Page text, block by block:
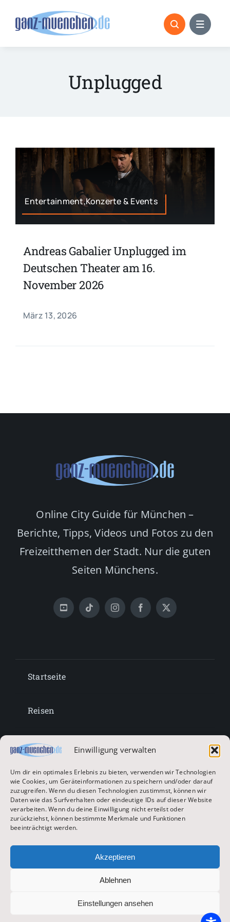
Einwilligung verwalten
Um dir ein optimales Erlebnis zu bieten, verwenden wir Technologien
wie Cookies, um Geräteinformationen zu speichern und/oder darauf
zuzugreifen. Wenn du diesen Technologien zustimmst, können wir
Daten wie das Surfverhalten oder eindeutige IDs auf dieser Website
verarbeiten. Wenn du deine Einwilligung nicht erteilst oder
zurückziehst, können bestimmte Merkmale und Funktionen
beeinträchtigt werden.
Akzeptieren
Ablehnen
Einstellungen ansehen
Unplugged
Entertainment,Konzerte & Events
Andreas Gabalier Unplugged im
Deutschen Theater am 16.
November 2026
März 13, 2026
Online City Guide für München –
Berichte, Tipps, Videos und Fotos zu den
Freizeitthemen der Stadt. Nur die guten
Seiten Münchens.
Startseite
Reisen
Lifestyle
Entertainment
Oktoberfest & Volksfeste
Zur Hauptseite